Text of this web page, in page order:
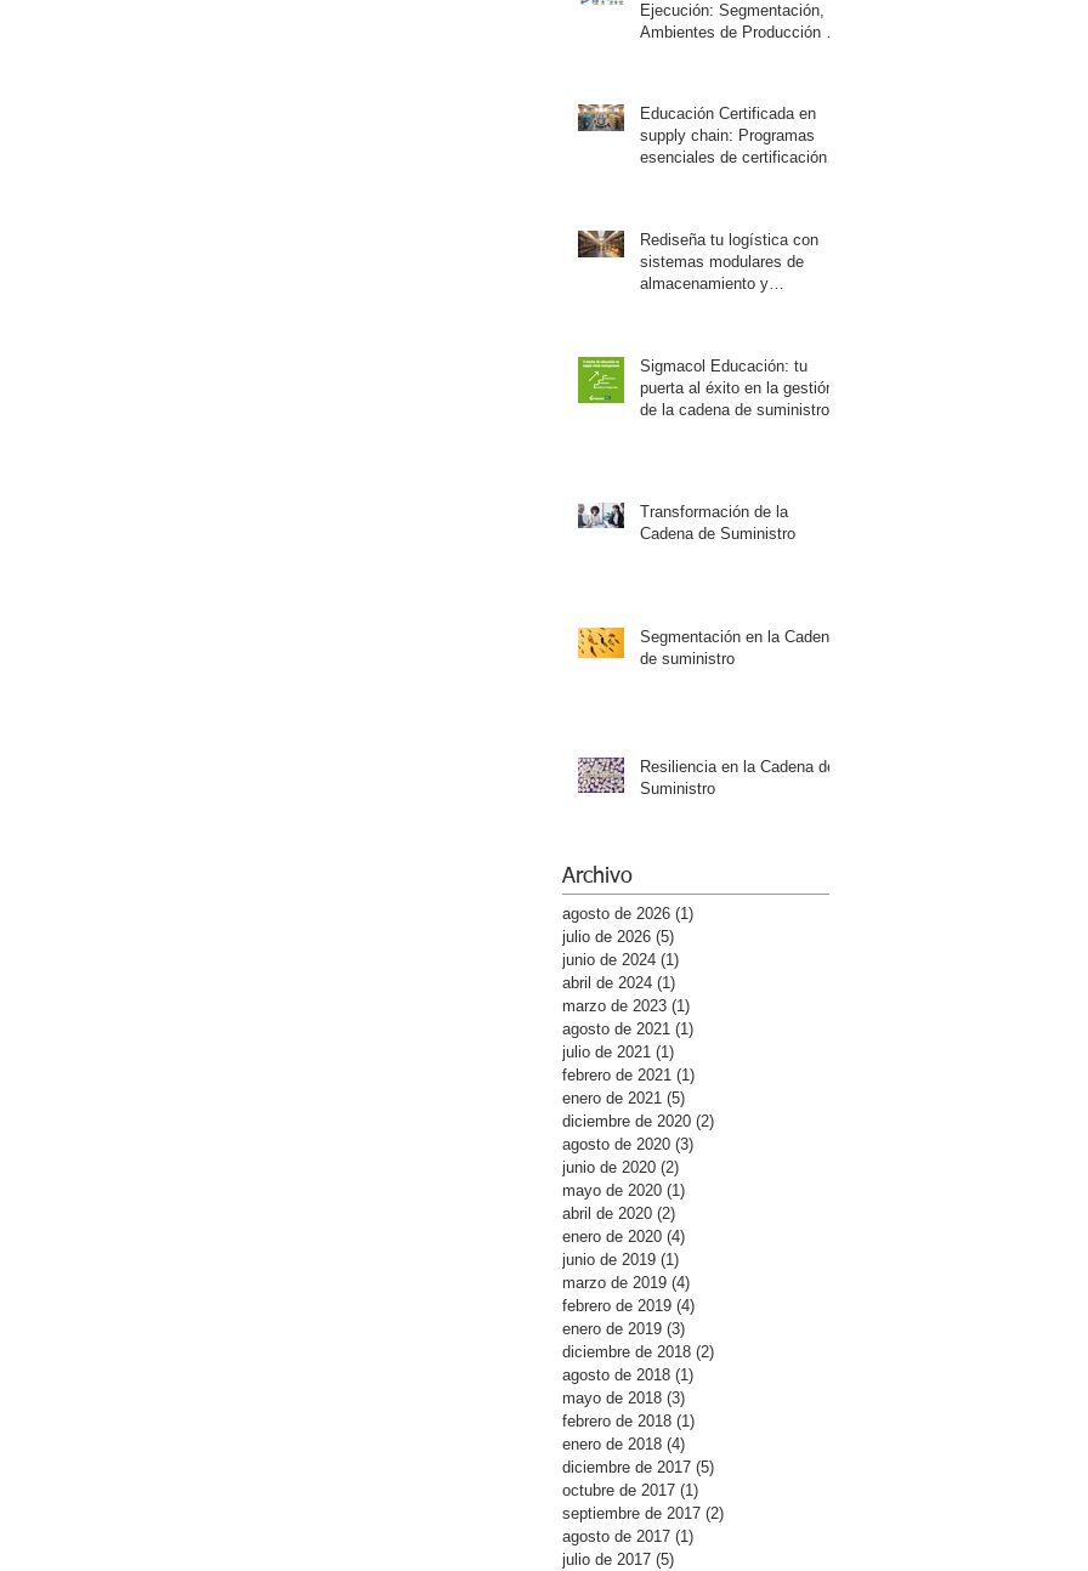
Ejecución: Segmentación,
Ambientes de Producción y
Educación Certificada en
supply chain: Programas
esenciales de certificación
Rediseña tu logística con
sistemas modulares de
almacenamiento y
Sigmacol Educación: tu
puerta al éxito en la gestión
de la cadena de suministro.
Transformación de la
Cadena de Suministro
Segmentación en la Cadena
de suministro
Resiliencia en la Cadena de
Suministro
Archivo
agosto de 2026 (1)
julio de 2026 (5)
junio de 2024 (1)
abril de 2024 (1)
marzo de 2023 (1)
agosto de 2021 (1)
julio de 2021 (1)
febrero de 2021 (1)
enero de 2021 (5)
diciembre de 2020 (2)
agosto de 2020 (3)
junio de 2020 (2)
mayo de 2020 (1)
abril de 2020 (2)
enero de 2020 (4)
junio de 2019 (1)
marzo de 2019 (4)
febrero de 2019 (4)
enero de 2019 (3)
diciembre de 2018 (2)
agosto de 2018 (1)
mayo de 2018 (3)
febrero de 2018 (1)
enero de 2018 (4)
diciembre de 2017 (5)
octubre de 2017 (1)
septiembre de 2017 (2)
agosto de 2017 (1)
julio de 2017 (5)